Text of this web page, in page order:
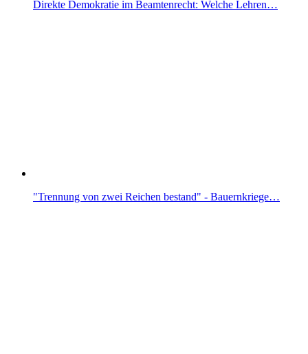
Direkte Demokratie im Beamtenrecht: Welche Lehren…
"Trennung von zwei Reichen bestand" - Bauernkriege…